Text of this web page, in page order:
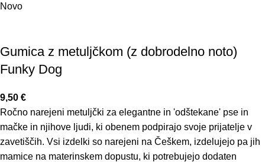
Novo
Gumica z metuljčkom (z dobrodelno noto)
Funky Dog
9,50 €
Ročno narejeni metuljčki za elegantne in 'odštekane' pse in
mačke in njihove ljudi, ki obenem podpirajo svoje prijatelje v
zavetiščih. Vsi izdelki so narejeni na Češkem, izdelujejo pa jih
mamice na materinskem dopustu, ki potrebujejo dodaten